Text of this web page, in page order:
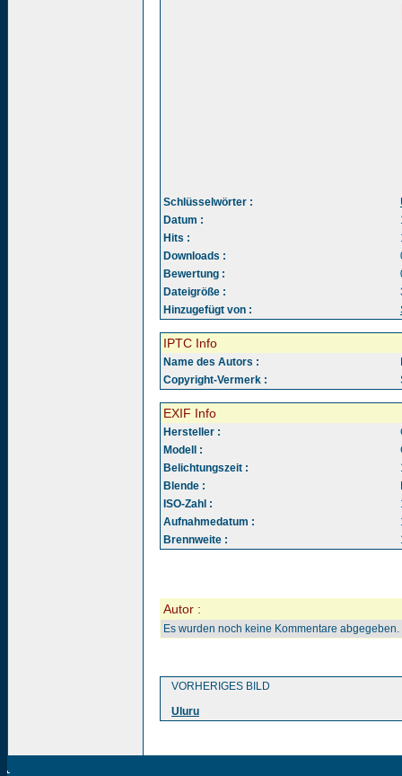
Schlüsselwörter :
Datum :
Hits :
Downloads :
Bewertung :
Dateigröße :
Hinzugefügt von :
IPTC Info
Name des Autors :
Copyright-Vermerk :
EXIF Info
Hersteller :
Modell :
Belichtungszeit :
Blende :
ISO-Zahl :
Aufnahmedatum :
Brennweite :
Autor :
Es wurden noch keine Kommentare abgegeben.
VORHERIGES BILD
Uluru